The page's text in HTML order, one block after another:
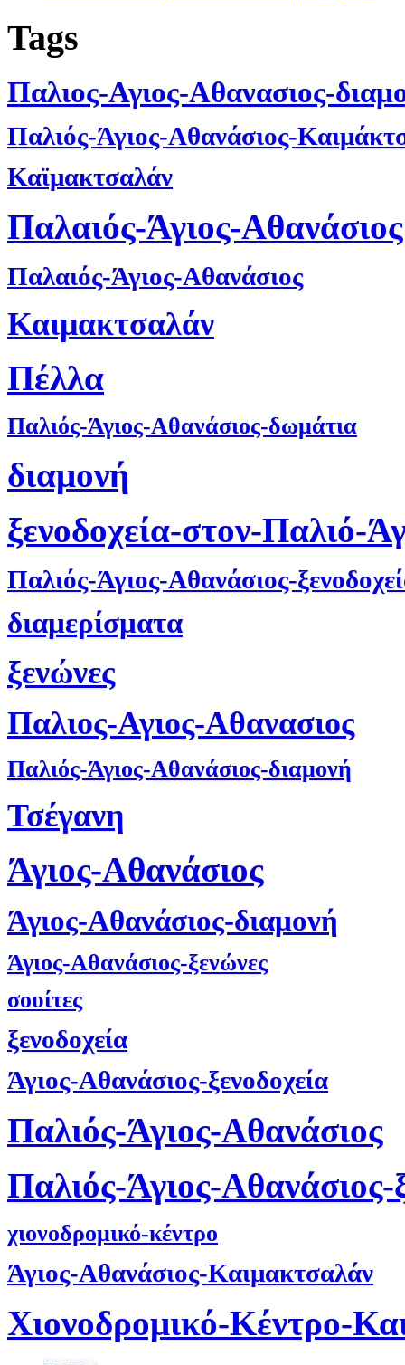
Tags
Παλιος-Αγιος-Αθανασιος-
Παλιός-Άγιος-Αθανάσιος-
Καϊμακτσαλάν
Παλαιός-Άγιος-Αθανάσιος
Παλαιός-Άγιος-Αθανάσιος
Καιμακτσαλάν
Πέλλα
Παλιός-Άγιος-Αθανάσιος-δωμάτια
διαμονή
ξενοδοχεία-στον-Παλιό-
Παλιός-Άγιος-Αθανάσιος-
διαμερίσματα
ξενώνες
Παλιος-Αγιος-Αθανασιος
Παλιός-Άγιος-Αθανάσιος-διαμονή
Τσέγανη
Άγιος-Αθανάσιος
Άγιος-Αθανάσιος-διαμονή
Άγιος-Αθανάσιος-ξενώνες
σουίτες
ξενοδοχεία
Άγιος-Αθανάσιος-ξενοδοχεία
Παλιός-Άγιος-Αθανάσιος
Παλιός-Άγιος-Αθανάσιος-
χιονοδρομικό-κέντρο
Άγιος-Αθανάσιος-Καιμακτσαλάν
Χιονοδρομικό-Κέντρο-